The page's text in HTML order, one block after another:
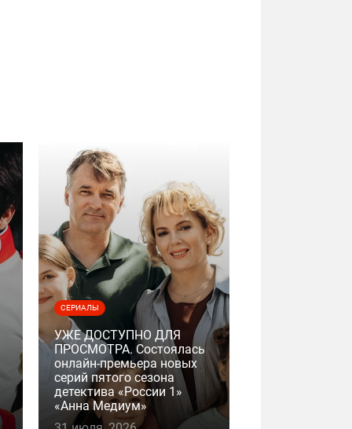
СЕРИАЛЫ
УЖЕ ДОСТУПНО ДЛЯ
ПРОСМОТРА. Состоялась
онлайн-премьера новых
серий пятого сезона
детектива «России 1»
«Анна Медиум»